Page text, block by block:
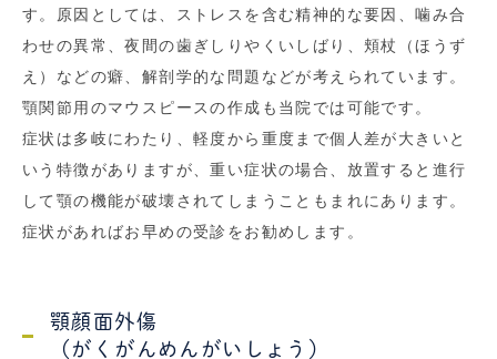
す。原因としては、ストレスを含む精神的な要因、噛み合
わせの異常、夜間の歯ぎしりやくいしばり、頬杖（ほうず
え）などの癖、解剖学的な問題などが考えられています。
顎関節用のマウスピースの作成も当院では可能です。
症状は多岐にわたり、軽度から重度まで個人差が大きいと
いう特徴がありますが、重い症状の場合、放置すると進行
して顎の機能が破壊されてしまうこともまれにあります。
症状があればお早めの受診をお勧めします。
顎顔面外傷
（がくがんめんがいしょう）